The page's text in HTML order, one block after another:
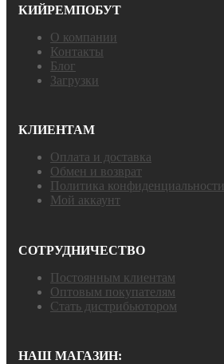
КИЙРЕМПОБУТ
О компании
Контакты
Блог
Загрузки
КЛИЕНТАМ
Оплата и доставка
Обмен и возврат
Политика конфиденциальности
Мой аккаунт
СОТРУДНИЧЕСТВО
Постоянным клиентам
Оптовым покупателям
Стать дистрибьютором
НАШ МАГАЗИН: